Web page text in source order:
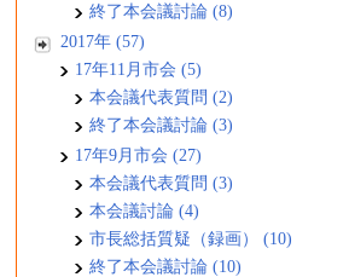
終了本会議討論 (8)
2017年 (57)
17年11月市会 (5)
本会議代表質問 (2)
終了本会議討論 (3)
17年9月市会 (27)
本会議代表質問 (3)
本会議討論 (4)
市長総括質疑（録画） (10)
終了本会議討論 (10)